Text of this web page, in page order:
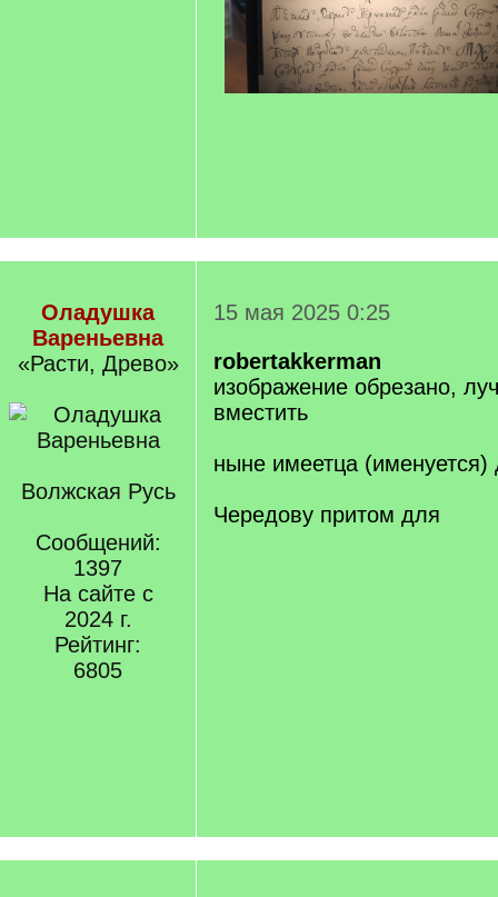
Оладушка
Вареньевна
«Расти, Древо»
Волжская Русь
Сообщений:
1397
На сайте с
2024 г.
Рейтинг:
6805
15 мая 2025 0:25
robertakkerman
изображение обрезано,
вместить
ныне имеетца (именуется)
Чередову притом для